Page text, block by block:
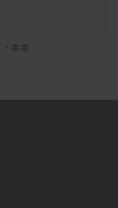
・書庫